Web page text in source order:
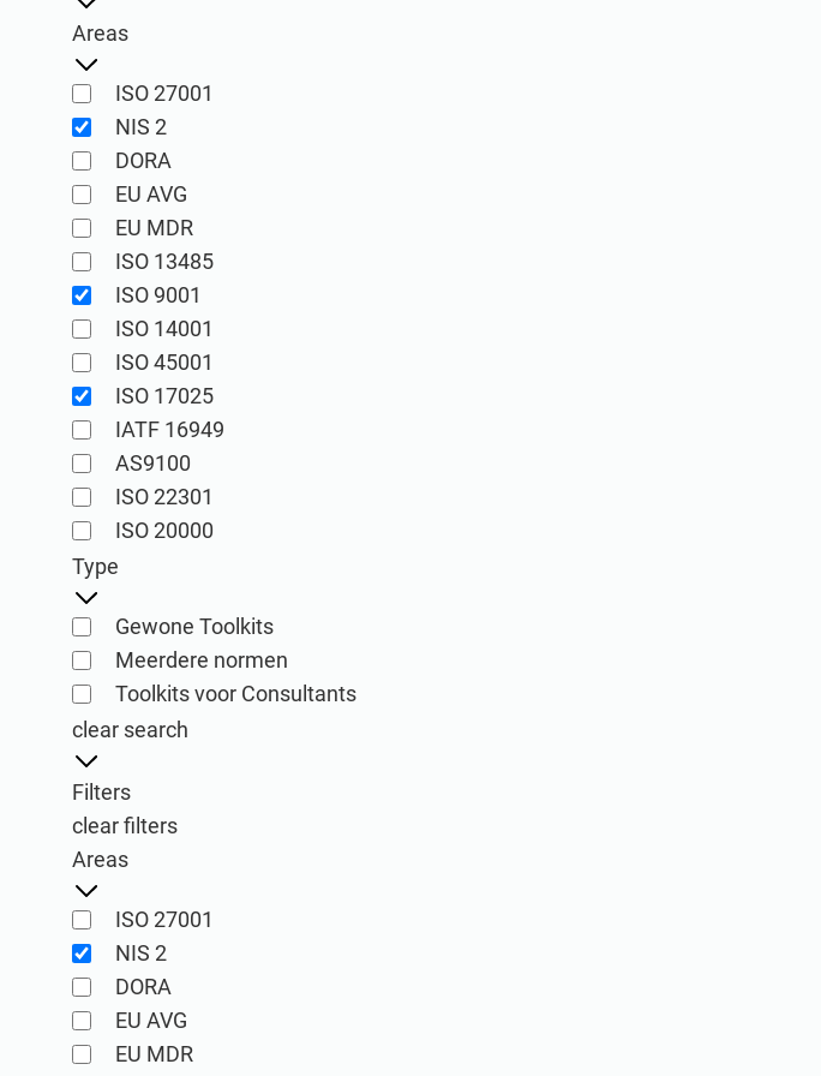
IATF 16949
AS9100
ISO 27001
Implementatie-, onderhoud-, training-, en kennisproducten voor
Conformio ISO 27001 Software
Automatiseer uw ISMS-implementatie en -onderhoud met het Risicoregister, Verklaring van
ISO 27001 Documentatie Toolkits
Alle vereisten beleiden, procedures, en formulieren om een ISMS te implementeren volgens ISO
ISO 27001 Opleiding & Bewustwording
Train uw belangrijkste mensen over de eisen van ISO 27001 en bied al uw werknemers een
Laboratoria
Consultants
Implementatie-, onderhoud-, training-, en kennisproducten voor adviesbureaus.
Conformio voor Consultants
Behandel meerdere ISO 27001 projecten door repetitieve taken gedurende ISMS-implementatie
Consultant Toolkits
Alle vereiste beleiden, procedures, en formulieren om verschillende normen en reglementen te
Company Training Academy voor consultants
Laat uw bedrijf groeien door cyberbeveiligings- en compliancetrainingen voor uw klanten te
Areas
ISO 27001
NIS 2
DORA
EU AVG
EU MDR
ISO 13485
ISO 9001
ISO 14001
ISO 45001
ISO 17025
IATF 16949
AS9100
ISO 22301
ISO 20000
Type
Gewone Toolkits
Meerdere normen
Toolkits voor Consultants
clear search
Filters
clear filters
Areas
ISO 27001
NIS 2
DORA
EU AVG
EU MDR